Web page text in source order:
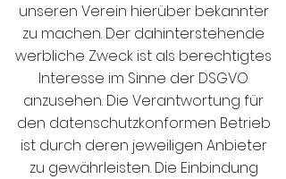
unseren Verein hierüber bekannter
zu machen. Der dahinterstehende
werbliche Zweck ist als berechtigtes
Interesse im Sinne der DSGVO
anzusehen. Die Verantwortung für
den datenschutzkonformen Betrieb
ist durch deren jeweiligen Anbieter
zu gewährleisten. Die Einbindung